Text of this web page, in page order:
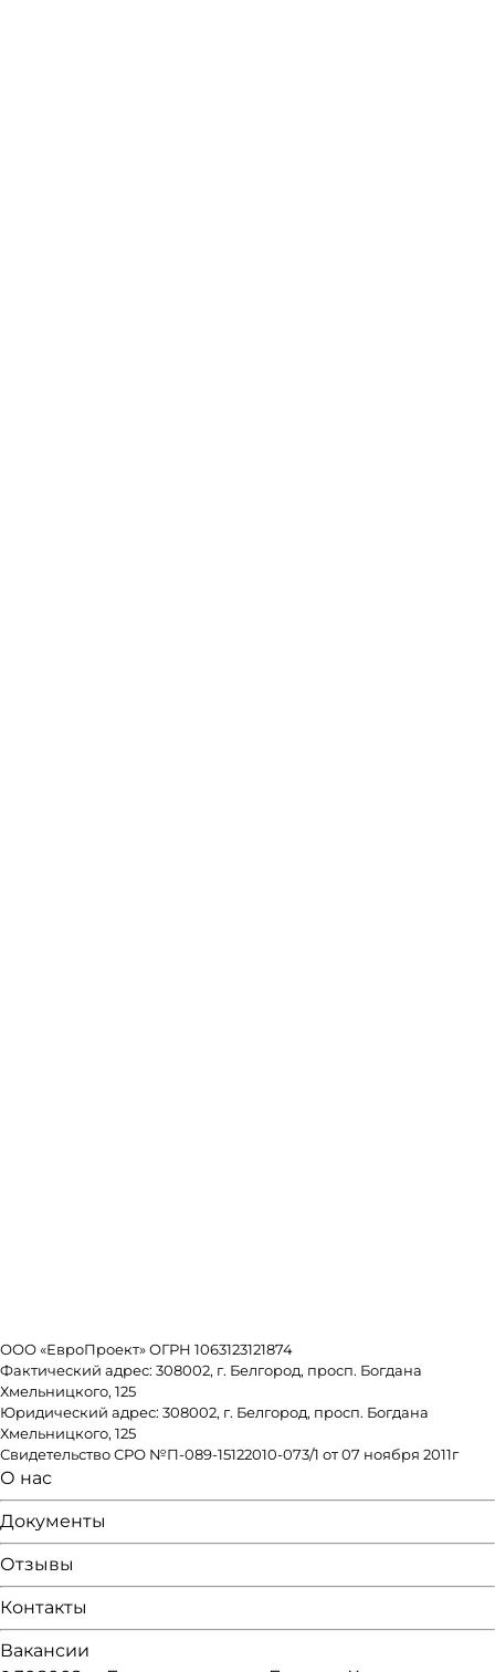
ООО «ЕвроПроект» ОГРН 1063123121874
Фактический адрес: 308002, г. Белгород, просп. Богдана
Хмельницкого, 125
Юридический адрес: 308002, г. Белгород, просп. Богдана
Хмельницкого, 125
Свидетельство СРО №П-089-15122010-073/1 от 07 ноября 2011г
О нас
Документы
Отзывы
Контакты
Вакансии